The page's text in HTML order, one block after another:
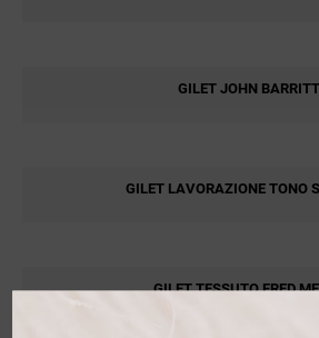
GILET JOHN BARRITT
GILET LAVORAZIONE TONO
GILET TESSUTO FRED